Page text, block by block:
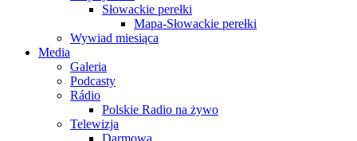
Słowackie perełki
Mapa-Słowackie perełki
Wywiad miesiąca
Media
Galeria
Podcasty
Rádio
Polskie Radio na żywo
Telewizja